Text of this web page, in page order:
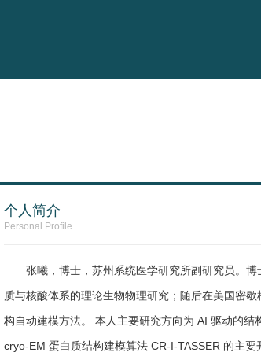
个人简介
Personal Profile
张曦，博士，苏州系统医学研究所副研究员。
质与核酸体系的理论生物物理研究；随后在美国密
构自动建模方法。 本人主要研究方向为 AI 驱动的
cryo-EM 蛋白质结构建模算法 CR-I-TASSER 的主